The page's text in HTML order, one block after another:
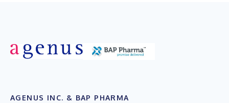
AGENUS INC. & BAP PHARMA